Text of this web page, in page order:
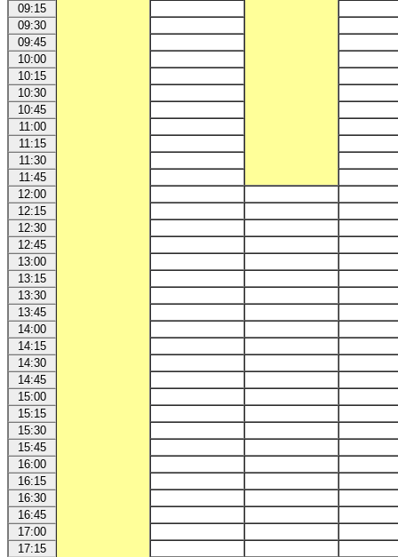
09:15
09:30
09:45
10:00
10:15
10:30
10:45
11:00
11:15
11:30
11:45
12:00
12:15
12:30
12:45
13:00
13:15
13:30
13:45
14:00
14:15
14:30
14:45
15:00
15:15
15:30
15:45
16:00
16:15
16:30
16:45
17:00
17:15